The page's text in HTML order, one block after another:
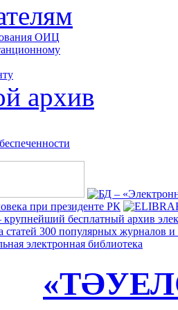
ОИЦ
архив